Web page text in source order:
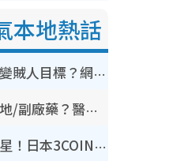
本地熱話
裝修拆鐵閘隨時變賊人目標？網民揭2大關鍵用途：裝新式等於白裝？附新舊鐵閘分別
網傳公院改用內地/副廠藥？醫生拆解正副廠分別 揭4類人換藥隨時出事
怕蟲人士夏日救星！日本3COINS爆紅驅蟲神器$45起 1招「全程免觸碰」輕鬆搞定小強